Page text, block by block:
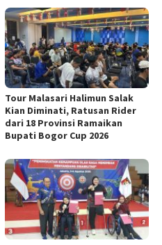
Tour Malasari Halimun Salak
Kian Diminati, Ratusan Rider
dari 18 Provinsi Ramaikan
Bupati Bogor Cup 2026